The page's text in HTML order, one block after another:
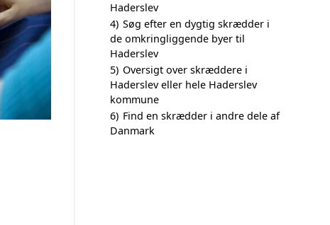
Haderslev
4) Søg efter en dygtig skrædder i
de omkringliggende byer til
Haderslev
5) Oversigt over skræddere i
Haderslev eller hele Haderslev
kommune
6) Find en skrædder i andre dele af
Danmark